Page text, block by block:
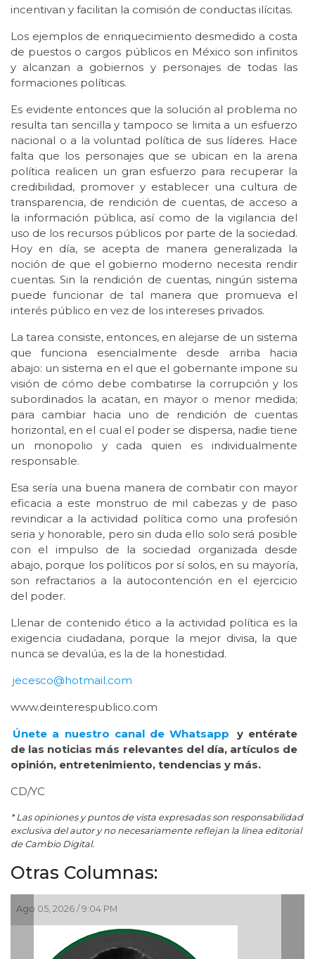
incentivan y facilitan la comisión de conductas ilícitas.
Los ejemplos de enriquecimiento desmedido a costa
de puestos o cargos públicos en México son infinitos
y alcanzan a gobiernos y personajes de todas las
formaciones políticas.
Es evidente entonces que la solución al problema no
resulta tan sencilla y tampoco se limita a un esfuerzo
nacional o a la voluntad política de sus líderes. Hace
falta que los personajes que se ubican en la arena
política realicen un gran esfuerzo para recuperar la
credibilidad, promover y establecer una cultura de
transparencia, de rendición de cuentas, de acceso a
la información pública, así como de la vigilancia del
uso de los recursos públicos por parte de la sociedad.
Hoy en día, se acepta de manera generalizada la
noción de que el gobierno moderno necesita rendir
cuentas. Sin la rendición de cuentas, ningún sistema
puede funcionar de tal manera que promueva el
interés público en vez de los intereses privados.
La tarea consiste, entonces, en alejarse de un sistema
que funciona esencialmente desde arriba hacia
abajo: un sistema en el que el gobernante impone su
visión de cómo debe combatirse la corrupción y los
subordinados la acatan, en mayor o menor medida;
para cambiar hacia uno de rendición de cuentas
horizontal, en el cual el poder se dispersa, nadie tiene
un monopolio y cada quien es individualmente
responsable.
Esa sería una buena manera de combatir con mayor
eficacia a este monstruo de mil cabezas y de paso
revindicar a la actividad política como una profesión
seria y honorable, pero sin duda ello solo será posible
con el impulso de la sociedad organizada desde
abajo, porque los políticos por sí solos, en su mayoría,
son refractarios a la autocontención en el ejercicio
del poder.
Llenar de contenido ético a la actividad política es la
exigencia ciudadana, porque la mejor divisa, la que
nunca se devalúa, es la de la honestidad.
jecesco@hotmail.com
www.deinterespublico.com
Únete a nuestro canal de Whatsapp
y entérate
de las noticias más relevantes del día, artículos de
opinión, entretenimiento, tendencias y más.
CD/YC
* Las opiniones y puntos de vista expresadas son responsabilidad
exclusiva del autor y no necesariamente reflejan la línea editorial
de Cambio Digital.
Otras Columnas:
Ago 05, 2026 / 9:15 AM